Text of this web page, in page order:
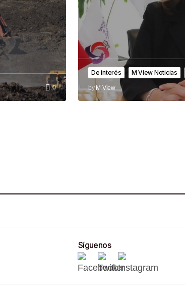
0
De interés M View Noticias
by M View
Síguenos